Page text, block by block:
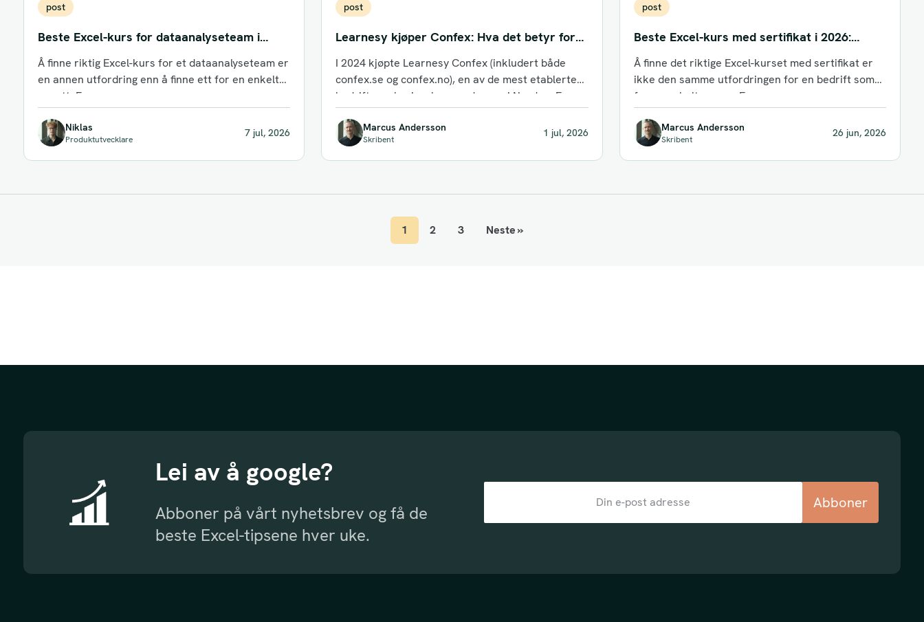
post
Beste Excel-kurs for dataanalyseteam i
2026: Toppalternativer for nordiske team
Å finne riktig Excel-kurs for et dataanalyseteam er
en annen utfordring enn å finne ett for en enkelt
ansatt. En...
Niklas
Produktutvecklare
7 jul, 2026
post
Learnesy kjøper Confex: Hva det betyr for
nordiske bedriftsgrupper
I 2024 kjøpte Learnesy Confex (inkludert både
confex.se og confex.no), en av de mest etablerte
bedriftsopplæringsleverandørene i Norden. For
HR-ledere...
Marcus Andersson
Skribent
1 jul, 2026
post
Beste Excel-kurs med sertifikat i 2026:
Toppvalg for nordiske team
Å finne det riktige Excel-kurset med sertifikat er
ikke den samme utfordringen for en bedrift som
for en enkeltperson. En...
Marcus Andersson
Skribent
26 jun, 2026
1 2 3 Neste »
Lei av å google?
Abboner på vårt nyhetsbrev og få de
beste Excel-tipsene hver uke.
Abboner